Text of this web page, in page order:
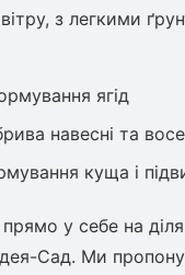
з легкими
ягід
навесні та
куща і
у себе на
Сад. Ми